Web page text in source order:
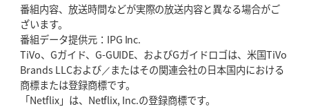
番組内容、放送時間などが実際の放送内容と異なる場合がご
ざいます。
番組データ提供元：IPG Inc.
TiVo、Gガイド、G-GUIDE、およびGガイドロゴは、米国TiVo
Brands LLCおよび／またはその関連会社の日本国内における
商標または登録商標です。
「Netflix」は、Netflix, Inc.の登録商標です。